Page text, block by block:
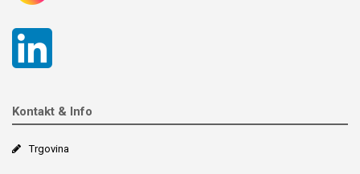
Kontakt & Info
Trgovina